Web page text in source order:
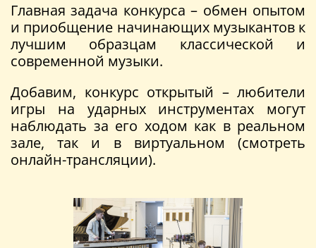
Главная задача конкурса – обмен опытом
и приобщение начинающих музыкантов к
лучшим образцам классической и
современной музыки.
Добавим, конкурс открытый – любители
игры на ударных инструментах могут
наблюдать за его ходом как в реальном
зале, так и в виртуальном (смотреть
онлайн-трансляции).